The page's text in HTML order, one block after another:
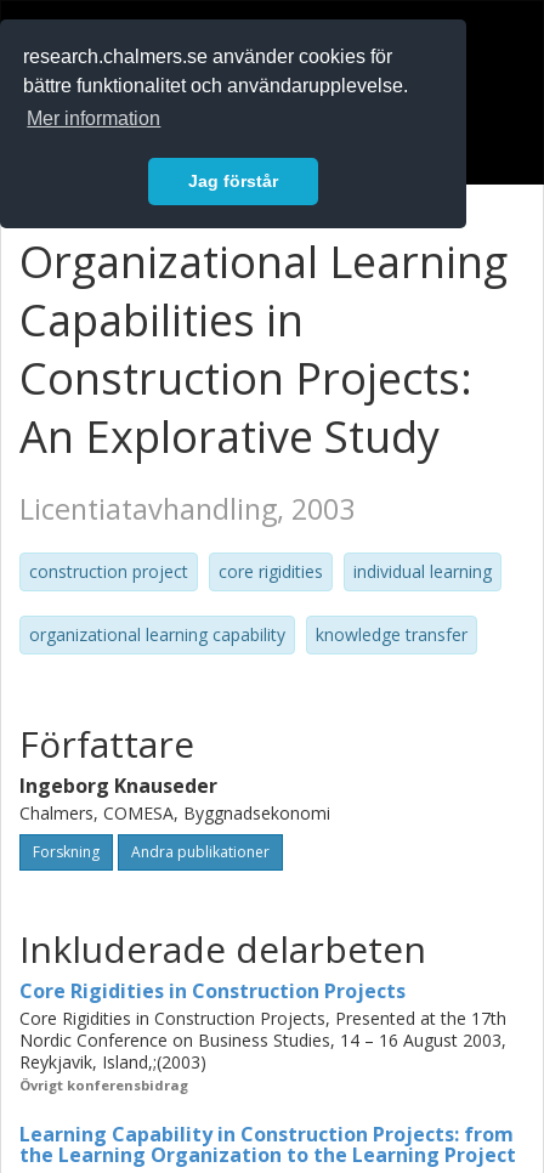
research.chalmers.se använder cookies för
bättre funktionalitet och användarupplevelse.
Mer information
Jag förstår
Organizational Learning
Capabilities in
Construction Projects:
An Explorative Study
Licentiatavhandling, 2003
construction project core rigidities individual learning
organizational learning capability knowledge transfer
Författare
Ingeborg Knauseder
Chalmers, COMESA, Byggnadsekonomi
Forskning Andra publikationer
Inkluderade delarbeten
Core Rigidities in Construction Projects
Core Rigidities in Construction Projects, Presented at the 17th
Nordic Conference on Business Studies, 14 – 16 August 2003,
Reykjavik, Island,;(2003)
Övrigt konferensbidrag
Learning Capability in Construction Projects: from
the Learning Organization to the Learning Project